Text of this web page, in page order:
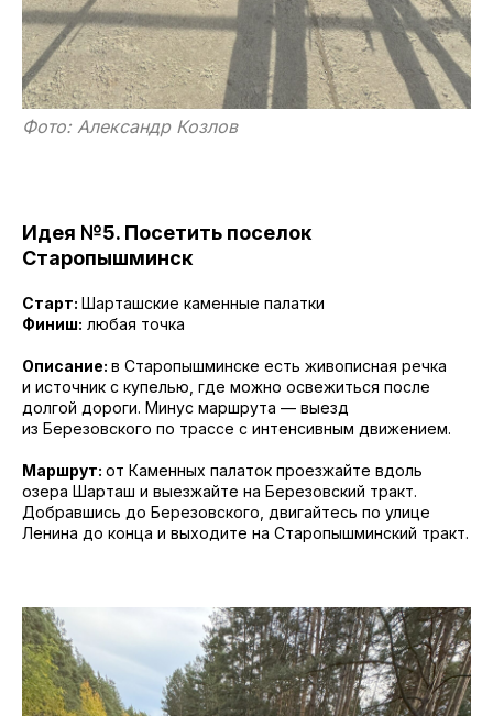
Фото: Александр Козлов
Идея №5. Посетить поселок
Старопышминск
Старт: Шарташские каменные палатки
Финиш: любая точка
Описание: в Старопышминске есть живописная речка
и источник с купелью, где можно освежиться после
долгой дороги. Минус маршрута — выезд
из Березовского по трассе с интенсивным движением.
Маршрут: от Каменных палаток проезжайте вдоль
озера Шарташ и выезжайте на Березовский тракт.
Добравшись до Березовского, двигайтесь по улице
Ленина до конца и выходите на Старопышминский тракт.